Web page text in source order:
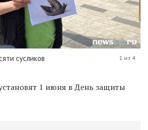
сусликов 1 из 4
1 июня в День защиты